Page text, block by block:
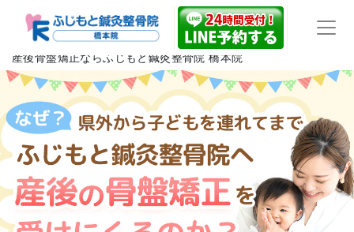
産後骨盤矯正ならふじもと鍼灸整骨院 橋本院